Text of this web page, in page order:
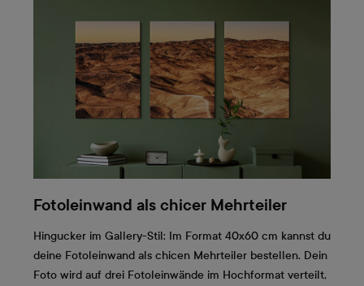
Fotoleinwand als chicer Mehrteiler
Hingucker im Gallery-Stil: Im Format 40x60 cm kannst du
deine Fotoleinwand als chicen Mehrteiler bestellen. Dein
Foto wird auf drei Fotoleinwände im Hochformat verteilt,